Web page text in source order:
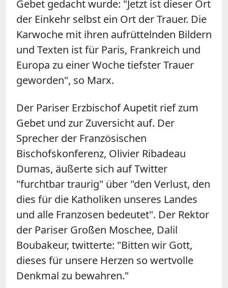
Gebet gedacht wurde: "Jetzt ist dieser Ort
der Einkehr selbst ein Ort der Trauer. Die
Karwoche mit ihren aufrüttelnden Bildern
und Texten ist für Paris, Frankreich und
Europa zu einer Woche tiefster Trauer
geworden", so Marx.
Der Pariser Erzbischof Aupetit rief zum
Gebet und zur Zuversicht auf. Der
Sprecher der Französischen
Bischofskonferenz, Olivier Ribadeau
Dumas, äußerte sich auf Twitter
"furchtbar traurig" über "den Verlust, den
dies für die Katholiken unseres Landes
und alle Franzosen bedeutet". Der Rektor
der Pariser Großen Moschee, Dalil
Boubakeur, twitterte: "Bitten wir Gott,
dieses für unsere Herzen so wertvolle
Denkmal zu bewahren."